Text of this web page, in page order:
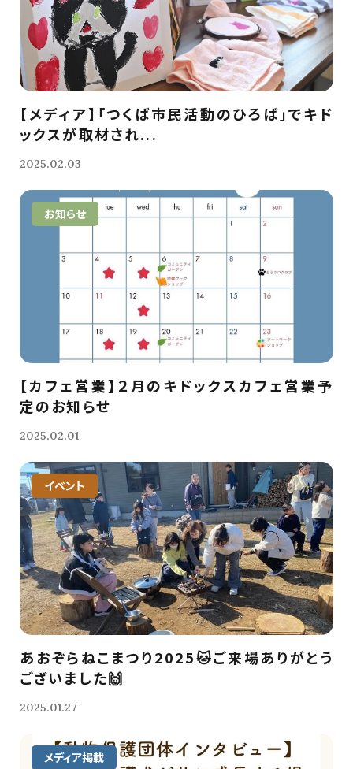
【メディア】「つくば市民活動のひろば」でキド
ックスが取材され...
2025.02.03
お知らせ
【カフェ営業】２月のキドックスカフェ営業予
定のお知らせ
2025.02.01
イベント
あおぞらねこまつり2025🐱ご来場ありがとう
ございました🙌
2025.01.27
メディア掲載